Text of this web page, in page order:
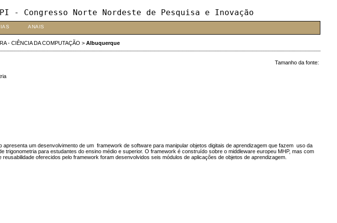
- Congresso Norte Nordeste de Pesquisa e Inovação
ANAIS
- CIÊNCIA DA COMPUTAÇÃO > Albuquerque
Tamanho da fonte:
um desenvolvimento de um framework de software para manipular objetos digitais de aprendizagem que fazem uso da
para estudantes do ensino médio e superior. O framework é construído sobre o middleware europeu MHP, mas com
oferecidos pelo framework foram desenvolvidos seis módulos de aplicações de objetos de aprendizagem.